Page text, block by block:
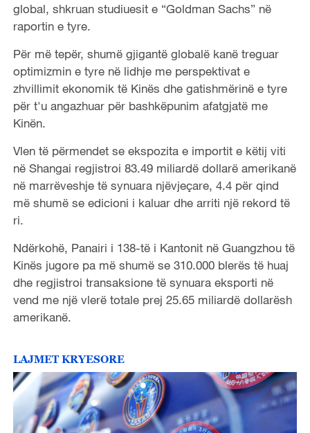
global, shkruan studiuesit e “Goldman Sachs” në
raportin e tyre.
Për më tepër, shumë gjigantë globalë kanë treguar
optimizmin e tyre në lidhje me perspektivat e
zhvillimit ekonomik të Kinës dhe gatishmërinë e tyre
për t'u angazhuar për bashkëpunim afatgjatë me
Kinën.
Vlen të përmendet se ekspozita e importit e këtij viti
në Shangai regjistroi 83.49 miliardë dollarë amerikanë
në marrëveshje të synuara njëvjeçare, 4.4 për qind
më shumë se edicioni i kaluar dhe arriti një rekord të
ri.
Ndërkohë, Panairi i 138-të i Kantonit në Guangzhou të
Kinës jugore pa më shumë se 310.000 blerës të huaj
dhe regjistroi transaksione të synuara eksporti në
vend me një vlerë totale prej 25.65 miliardë dollarësh
amerikanë.
LAJMET KRYESORE